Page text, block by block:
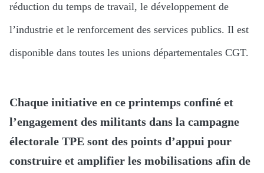
réduction du temps de travail, le développement de
l’industrie et le renforcement des services publics. Il est
disponible dans toutes les unions départementales CGT.
Chaque initiative en ce printemps confiné et
l’engagement des militants dans la campagne
électorale TPE sont des points d’appui pour
construire et amplifier les mobilisations afin de